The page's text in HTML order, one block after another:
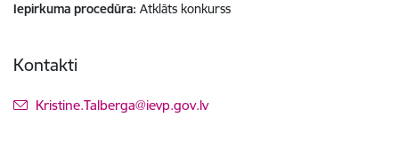
Iepirkuma procedūra Atklāts konkurss
Kontakti
E-pasts:
Kristine.Talberga@ievp.gov.lv